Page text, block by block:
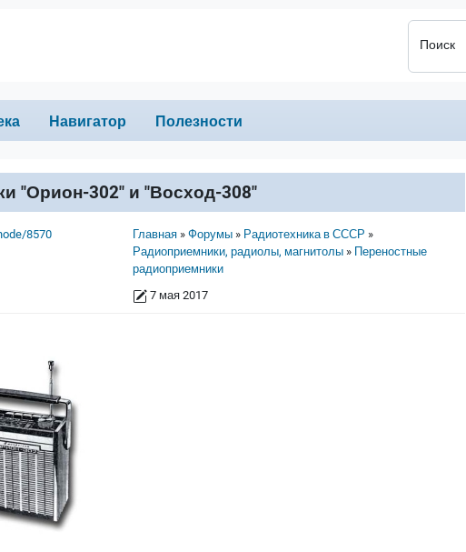
Поиск
Навигатор Полезности
"Орион-302" и "Восход-308"
Строка навигации
Главная Форумы
Радиотехника в СССР
Радиоприемники, радиолы, магнитолы
Переностные
радиоприемники
7 мая 2017
8570